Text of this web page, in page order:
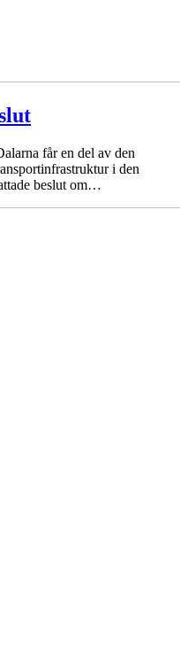
får en del av den
i den
beslut om…